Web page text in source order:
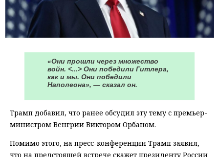
«Они прошли через множество
войн. <...> Они победили Гитлера,
как и мы. Они победили
Наполеона», — сказал он.
Трамп добавил, что ранее обсудил эту тему с премьер-
министром Венгрии Виктором Орбаном.
Помимо этого, на пресс-конференции Трамп заявил,
что на предстоящей встрече скажет президенту России